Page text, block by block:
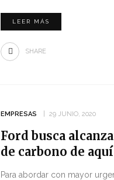
LEER MÁS
SHARE
EMPRESAS 29 JUNIO, 2020
Ford busca
de carbono de
Para abordar con mayor